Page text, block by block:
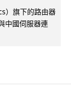
）旗下的路由器
中國伺服器連